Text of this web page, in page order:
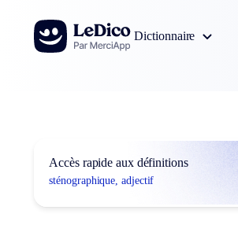
Aller au contenu
Dictionnaire
Accès rapide aux définitions
sténographique, adjectif